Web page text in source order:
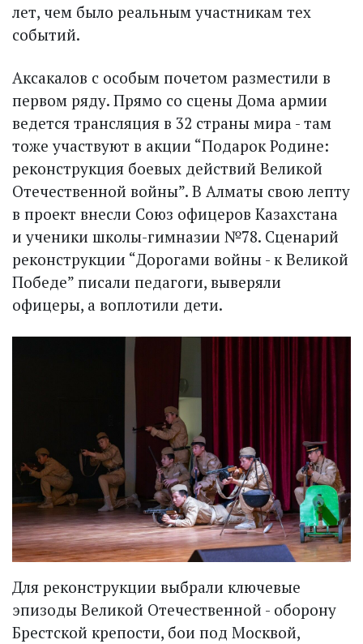
лет, чем было реальным участникам тех
событий.
Аксакалов с особым почетом разместили в
первом ряду. Прямо со сцены Дома армии
ведется трансляция в 32 страны мира - там
тоже участвуют в акции “Подарок Родине:
реконструкция боевых действий Великой
Отечественной войны”. В Алматы свою лепту
в проект внес­ли Союз офицеров Казахстана
и ученики школы-гимназии №78. Сценарий
реконструкции “Дорогами войны - к Великой
Победе” писали педагоги, выверяли
офицеры, а воплотили дети.
Для реконструкции выбрали ключевые
эпизоды Великой Отечественной - оборону
Брестской крепости, бои под Москвой,